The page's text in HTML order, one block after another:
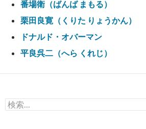
番場衛（ばんば まもる）
栗田良寛（くりた りょうかん）
ドナルド・オバーマン
平良呉二（へら くれじ）
検
索: